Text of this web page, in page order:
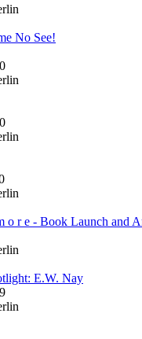
No See!
o r e - Book Launch and
E.W. Nay